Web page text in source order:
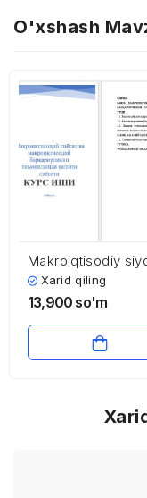
O'xshash
Makroiqtisodiy
va makroiqtisodiy
barqarorlikni
Xarid qiling
13,900 so'm